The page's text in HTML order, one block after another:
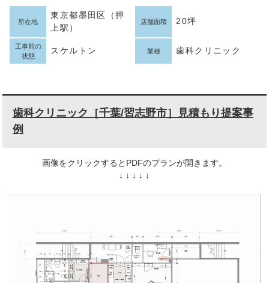
所在地
東京都墨田区（押
上駅）
店舗面積 20坪
工事前の
状態
スケルトン 業種 歯科クリニック
歯科クリニック［千葉/習志野市］見積もり提案事
例
画像をクリックするとPDFのプランが開きます。
↓ ↓ ↓ ↓ ↓